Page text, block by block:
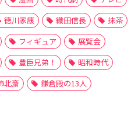
徳川家康 織田信長
抹茶
フィギュア
展覧会
豊臣兄弟！
昭和時代
北斎 鎌倉殿の13人